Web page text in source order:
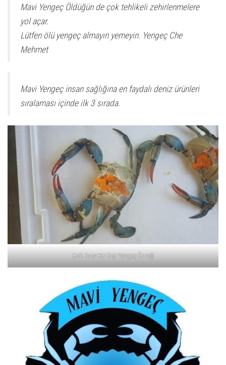
Mavi Yengeç Öldüğün de çok tehlikeli zehirlenmelere
yol açar.
Lütfen ölü yengeç almayın yemeyin. Yengeç Che
Mehmet
Mavi Yengeç insan sağlığına en faydalı deniz ürünleri
sıralaması içinde ilk 3 sırada.
Çok Taze Bir Dişi Yengeç Örneği